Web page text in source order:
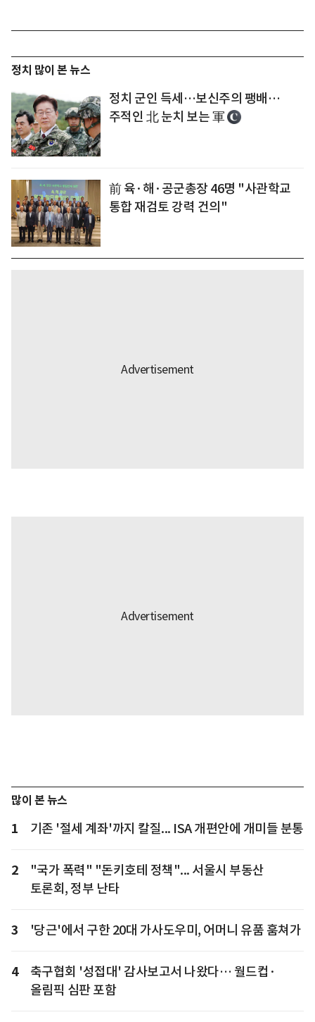
정치 많이 본 뉴스
정치 군인 득세…보신주의 팽배…
주적인 北 눈치 보는 軍
前 육·해·공군총장 46명 "사관학교
통합 재검토 강력 건의"
많이 본 뉴스
1 기존 '절세 계좌'까지 칼질... ISA 개편안에 개미들 분통
2
"국가 폭력" "돈키호테 정책"... 서울시 부동산
토론회, 정부 난타
3 '당근'에서 구한 20대 가사도우미, 어머니 유품 훔쳐가
4
축구협회 '성접대' 감사보고서 나왔다… 월드컵·
올림픽 심판 포함